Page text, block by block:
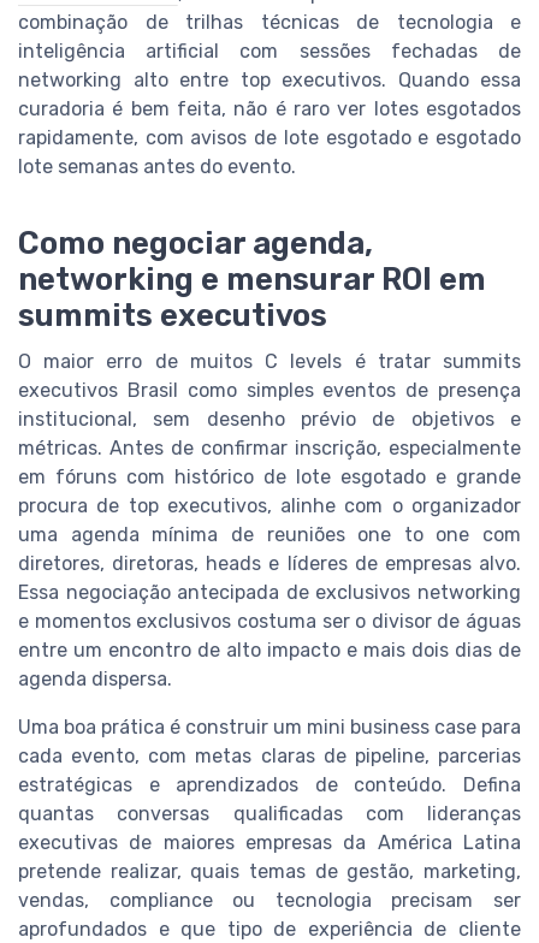
combinação de trilhas técnicas de tecnologia e
inteligência artificial com sessões fechadas de
networking alto entre top executivos. Quando essa
curadoria é bem feita, não é raro ver lotes esgotados
rapidamente, com avisos de lote esgotado e esgotado
lote semanas antes do evento.
Como negociar agenda,
networking e mensurar ROI em
summits executivos
O maior erro de muitos C levels é tratar summits
executivos Brasil como simples eventos de presença
institucional, sem desenho prévio de objetivos e
métricas. Antes de confirmar inscrição, especialmente
em fóruns com histórico de lote esgotado e grande
procura de top executivos, alinhe com o organizador
uma agenda mínima de reuniões one to one com
diretores, diretoras, heads e líderes de empresas alvo.
Essa negociação antecipada de exclusivos networking
e momentos exclusivos costuma ser o divisor de águas
entre um encontro de alto impacto e mais dois dias de
agenda dispersa.
Uma boa prática é construir um mini business case para
cada evento, com metas claras de pipeline, parcerias
estratégicas e aprendizados de conteúdo. Defina
quantas conversas qualificadas com lideranças
executivas de maiores empresas da América Latina
pretende realizar, quais temas de gestão, marketing,
vendas, compliance ou tecnologia precisam ser
aprofundados e que tipo de experiência de cliente